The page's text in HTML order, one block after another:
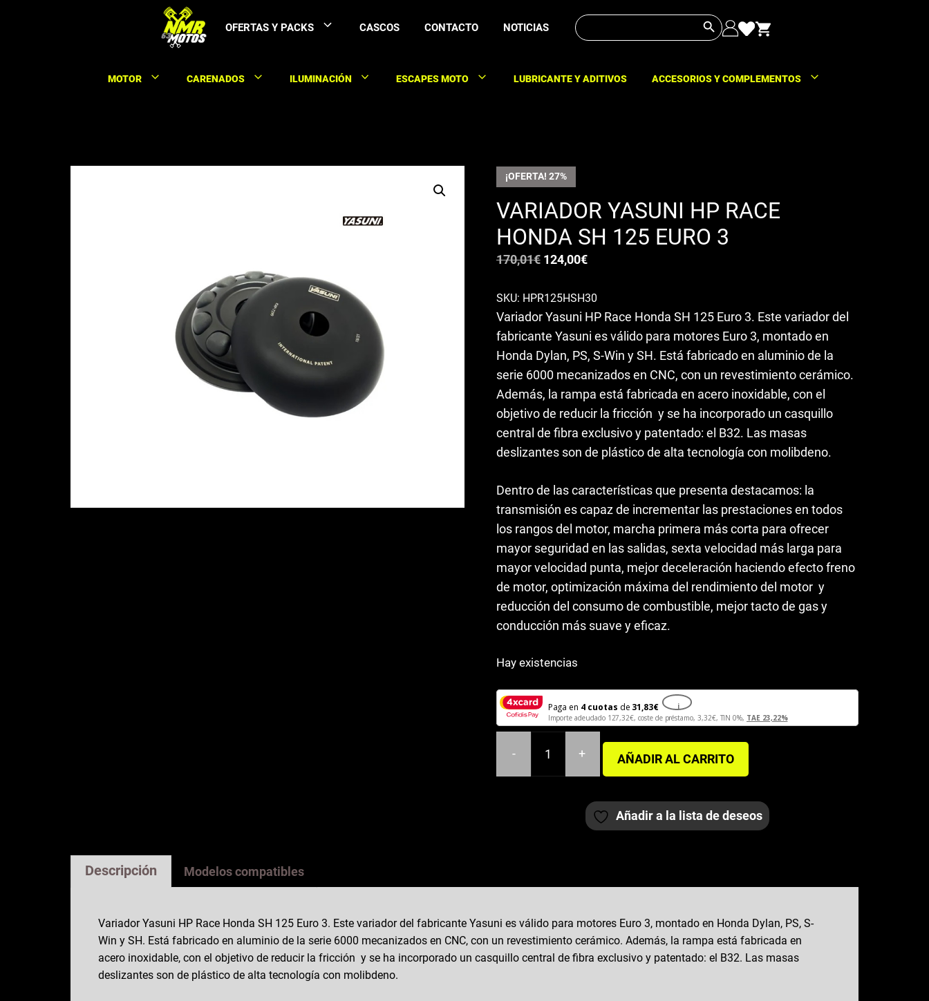
OFERTAS Y PACKS CASCOS CONTACTO NOTICIAS Buscar: Botón de búsqueda
MOTOR CARENADOS ILUMINACIÓN ESCAPES MOTO LUBRICANTE Y ADITIVOS ACCESORIOS Y COMPLEMENTOS
¡OFERTA! 27%
VARIADOR YASUNI HP RACE
HONDA SH 125 EURO 3
170,01€ El
original
era:
170,01€.
124,00€El
actual
es:
124,00€.
SKU: HPR125HSH30
Variador Yasuni HP Race Honda SH 125 Euro 3. Este variador del
fabricante Yasuni es válido para motores Euro 3, montado en
Honda Dylan, PS, S-Win y SH. Está fabricado en aluminio de la
serie 6000 mecanizados en CNC, con un revestimiento cerámico.
Además, la rampa está fabricada en acero inoxidable, con el
objetivo de reducir la fricción y se ha incorporado un casquillo
central de fibra exclusivo y patentado: el B32. Las masas
deslizantes son de plástico de alta tecnología con molibdeno.
Dentro de las características que presenta destacamos: la
transmisión es capaz de incrementar las prestaciones en todos
los rangos del motor, marcha primera más corta para ofrecer
mayor seguridad en las salidas, sexta velocidad más larga para
mayor velocidad punta, mejor deceleración haciendo efecto freno
de motor, optimización máxima del rendimiento del motor y
reducción del consumo de combustible, mejor tacto de gas y
conducción más suave y eficaz.
Hay existencias
Paga en 4 cuotas de 31,83€
i
Importe adeudado 127,32€, coste de préstamo, 3,32€, TIN 0%, TAE 23,22%
-
VARIADOR
YASUNI
3
cantidad
+ AÑADIR AL CARRITO
Añadir a la lista de deseos
Descripción Modelos compatibles
Variador Yasuni HP Race Honda SH 125 Euro 3. Este variador del fabricante Yasuni es válido para motores Euro 3, montado en Honda Dylan, PS, S-
Win y SH. Está fabricado en aluminio de la serie 6000 mecanizados en CNC, con un revestimiento cerámico. Además, la rampa está fabricada en
acero inoxidable, con el objetivo de reducir la fricción y se ha incorporado un casquillo central de fibra exclusivo y patentado: el B32. Las masas
deslizantes son de plástico de alta tecnología con molibdeno.